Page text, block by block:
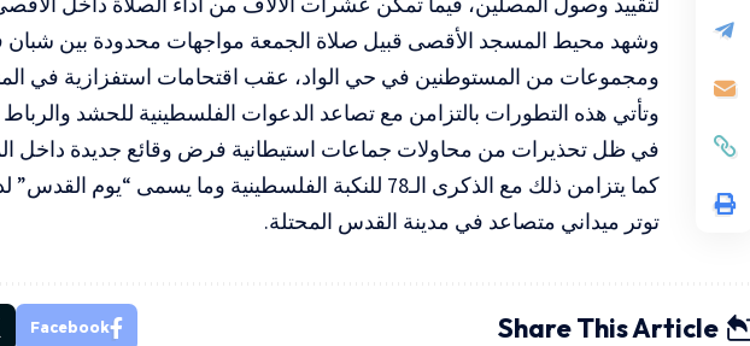
وشهد محيط المسجد الأقصى قبيل صلاة الجمعة مواجهات محدودة بين شبان
ومجموعات من المستوطنين في حي الواد، عقب اقتحامات استفزازية في
وتأتي هذه التطورات بالتزامن مع تصاعد الدعوات الفلسطينية للحشد
في ظل تحذيرات من محاولات جماعات استيطانية فرض وقائع جديدة داخل
كما يتزامن ذلك مع الذكرى الـ78 للنكبة الفلسطينية وما يسمى
توتر ميداني متصاعد في مدينة القدس المحتلة.
Share This Article
Facebook